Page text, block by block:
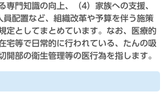
専門知識の向上、（4）家族への支援、
員配置など、組織改革や予算を伴う施策
定としてまとめています。なお、医療的
宅等で日常的に行われている、たんの吸
開部の衛生管理等の医行為を指します。